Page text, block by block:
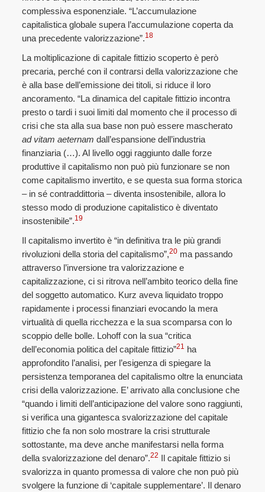
complessiva esponenziale. “L’accumulazione
capitalistica globale supera l’accumulazione coperta da
una precedente valorizzazione”.18
La moltiplicazione di capitale fittizio scoperto è però
precaria, perché con il contrarsi della valorizzazione che
è alla base dell’emissione dei titoli, si riduce il loro
ancoramento. “La dinamica del capitale fittizio incontra
presto o tardi i suoi limiti dal momento che il processo di
crisi che sta alla sua base non può essere mascherato
ad vitam aeternam dall’espansione dell’industria
finanziaria (…). Al livello oggi raggiunto dalle forze
produttive il capitalismo non può più funzionare se non
come capitalismo invertito, e se questa sua forma storica
– in sé contraddittoria – diventa insostenibile, allora lo
stesso modo di produzione capitalistico è diventato
insostenibile”.19
Il capitalismo invertito è “in definitiva tra le più grandi
rivoluzioni della storia del capitalismo”,20 ma passando
attraverso l’inversione tra valorizzazione e
capitalizzazione, ci si ritrova nell’ambito teorico della fine
del soggetto automatico. Kurz aveva liquidato troppo
rapidamente i processi finanziari evocando la mera
virtualità di quella ricchezza e la sua scomparsa con lo
scoppio delle bolle. Lohoff con la sua “critica
dell’economia politica del capitale fittizio”21
ha
approfondito l’analisi, per l’esigenza di spiegare la
persistenza temporanea del capitalismo oltre la enunciata
crisi della valorizzazione. E’ arrivato alla conclusione che
“quando i limiti dell’anticipazione del valore sono raggiunti,
si verifica una gigantesca svalorizzazione del capitale
fittizio che fa non solo mostrare la crisi strutturale
sottostante, ma deve anche manifestarsi nella forma
della svalorizzazione del denaro”.22 Il capitale fittizio si
svalorizza in quanto promessa di valore che non può più
svolgere la funzione di ‘capitale supplementare’. Il denaro